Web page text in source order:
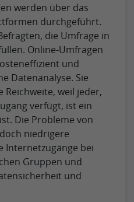
werden über das
durchgeführt.
die Umfrage in
Online-Umfragen
und
Datenanalyse. Sie
Reichweite, weil jeder,
verfügt, ist ein
Die Probleme von
niedrigere
Internetzugänge bei
Gruppen und
und